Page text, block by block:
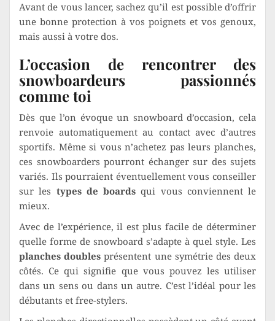
Avant de vous lancer, sachez qu’il est possible d’offrir
une bonne protection à vos poignets et vos genoux,
mais aussi à votre dos.
L’occasion de rencontrer des
snowboardeurs passionnés
comme toi
Dès que l’on évoque un snowboard d’occasion, cela
renvoie automatiquement au contact avec d’autres
sportifs. Même si vous n’achetez pas leurs planches,
ces snowboarders pourront échanger sur des sujets
variés. Ils pourraient éventuellement vous conseiller
sur les types de boards qui vous conviennent le
mieux.
Avec de l’expérience, il est plus facile de déterminer
quelle forme de snowboard s’adapte à quel style. Les
planches doubles présentent une symétrie des deux
côtés. Ce qui signifie que vous pouvez les utiliser
dans un sens ou dans un autre. C’est l’idéal pour les
débutants et free-stylers.